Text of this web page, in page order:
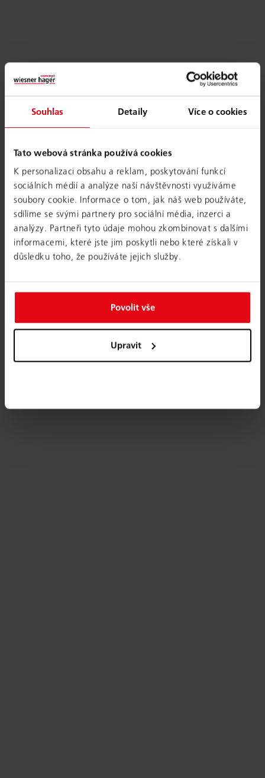
Souhlas Detaily Více o cookies
Tato webová stránka používá cookies
K personalizaci obsahu a reklam, poskytování funkcí
sociálních médií a analýze naší návštěvnosti využíváme
soubory cookie. Informace o tom, jak náš web používáte,
sdílíme se svými partnery pro sociální média, inzerci a
analýzy. Partneři tyto údaje mohou zkombinovat s dalšími
informacemi, které jste jim poskytli nebo které získali v
důsledku toho, že používáte jejich služby.
Povolit vše
Upravit